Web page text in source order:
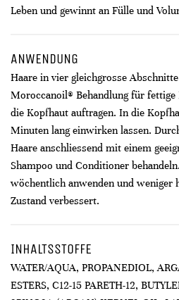
Leben und gewinnt an Fülle und
ANWENDUNG
Haare in vier gleichgrosse
Moroccanoil® Behandlung für
die Kopfhaut auftragen. In die
Minuten lang einwirken lassen.
Haare anschliessend mit einem
Shampoo und Conditioner
wöchentlich anwenden und weniger
Zustand verbessert.
INHALTSSTOFFE
WATER/AQUA, PROPANEDIOL,
ESTERS, C12-15 PARETH-12,